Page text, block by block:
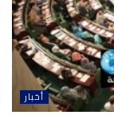
أخبار